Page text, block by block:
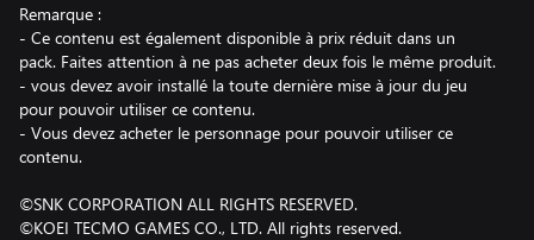
Remarque :
- Ce contenu est également disponible à prix réduit dans un
pack. Faites attention à ne pas acheter deux fois le même produit.
- vous devez avoir installé la toute dernière mise à jour du jeu
pour pouvoir utiliser ce contenu.
- Vous devez acheter le personnage pour pouvoir utiliser ce
contenu.
©SNK CORPORATION ALL RIGHTS RESERVED.
©KOEI TECMO GAMES CO., LTD. All rights reserved.